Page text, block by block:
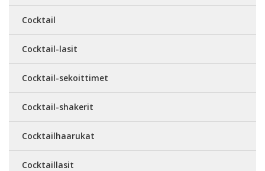
Cocktail
Cocktail-lasit
Cocktail-sekoittimet
Cocktail-shakerit
Cocktailhaarukat
Cocktaillasit